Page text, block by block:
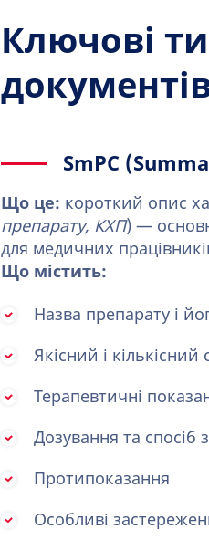
Ключові
SmPC
Що це: короткий опис
препарату, КХП) —
для медичних
Що містить:
Назва препарату і
Якісний і кількісний
Терапевтичні
Дозування та спосіб
Протипоказання
Особливі